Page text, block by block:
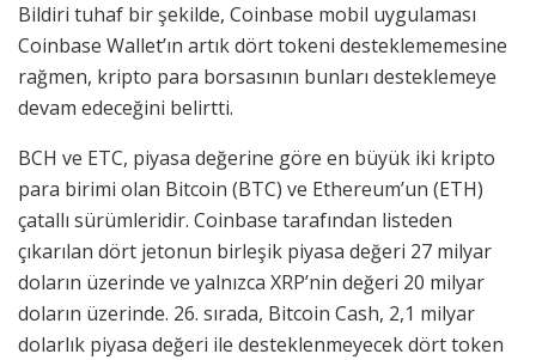
Bildiri tuhaf bir şekilde, Coinbase mobil uygulaması
Coinbase Wallet’ın artık dört tokeni desteklememesine
rağmen, kripto para borsasının bunları desteklemeye
devam edeceğini belirtti.
BCH ve ETC, piyasa değerine göre en büyük iki kripto
para birimi olan Bitcoin (BTC) ve Ethereum’un (ETH)
çatallı sürümleridir. Coinbase tarafından listeden
çıkarılan dört jetonun birleşik piyasa değeri 27 milyar
doların üzerinde ve yalnızca XRP’nin değeri 20 milyar
doların üzerinde. 26. sırada, Bitcoin Cash, 2,1 milyar
dolarlık piyasa değeri ile desteklenmeyecek dört token